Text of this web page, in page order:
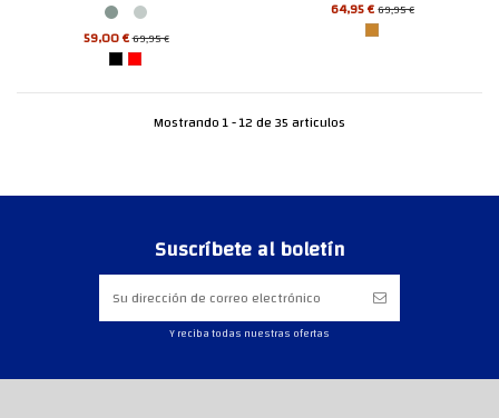
59,00 €69,95 €
64,95 €69,95 €
Mostrando 1 - 12 de 35 articulos
Suscríbete al boletín
Y reciba todas nuestras ofertas